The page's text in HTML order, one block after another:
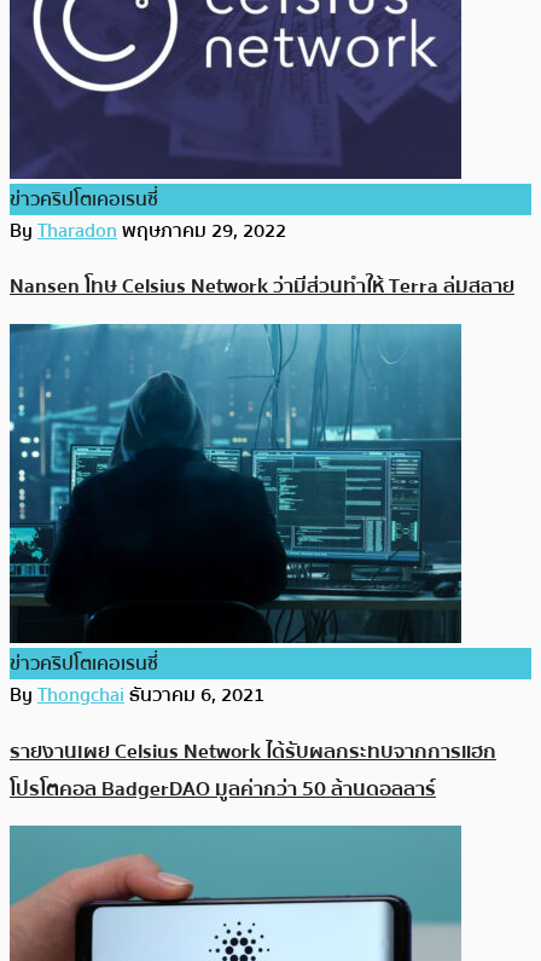
ข่าวคริปโตเคอเรนซี่
ByTharadonพฤษภาคม 29, 2022
Nansen โทษ Celsius Network ว่ามีส่วนทำให้ Terra ล่มสลาย
ข่าวคริปโตเคอเรนซี่
ByThongchaiธันวาคม 6, 2021
รายงานเผย Celsius Network ได้รับผลกระทบจากการแฮก
โปรโตคอล BadgerDAO มูลค่ากว่า 50 ล้านดอลลาร์